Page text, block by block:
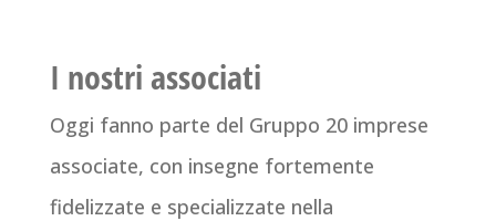
I nostri associati
Oggi fanno parte del Gruppo 20 imprese
associate, con insegne fortemente
fidelizzate e specializzate nella